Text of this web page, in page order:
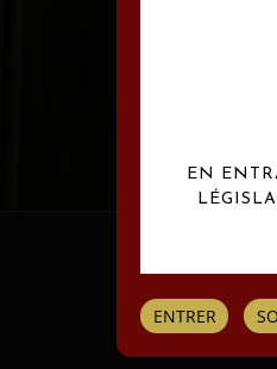
EN
ENTRER